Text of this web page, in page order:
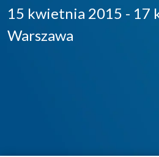
15 kwietnia 2015 - 17
Warszawa